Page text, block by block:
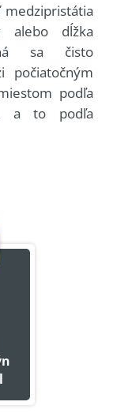
medzipristátia
alebo dĺžka
sa čisto
podľa
a to podľa